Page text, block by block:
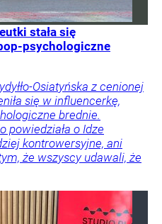
stała się
psychologiczne
Osiatyńska z cenionej
się w influencerkę,
brednie.
powiedziała o Idze
kontrowersyjne, ani
że wszyscy udawali, że